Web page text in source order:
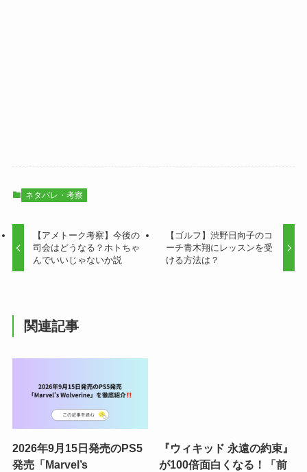
ネタバレ・考察
【アメトーク考察】今後の
司会はどうなる？ホトちゃ
んでいいじゃないか説
【ゴルフ】渋野日向子のコ
ーチ青木翔にレッスンを受
ける方法は？
関連記事
2026年9月15日発売のPS5
発売「Marvel’s
『ウィキッド 永遠の約束』
が100倍面白くなる！「前